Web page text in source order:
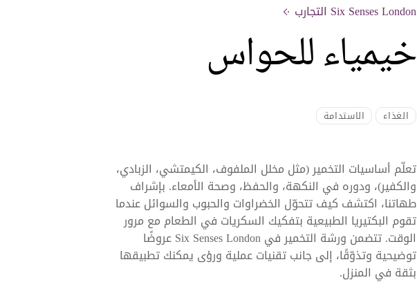
Six Senses London التجارب
خيمياء للحواس
الغذاء الاستدامة
تعلّم أساسيات التخمير (مثل مخلل الملفوف، الكيمتشي، الزبادي،
والكفير)، ودوره في النكهة، والحفظ، وصحة الأمعاء. بإشراف
طهاتنا، اكتشف كيف تتحوّل الخضراوات والحبوب والسوائل عندما
تقوم البكتيريا الطبيعية بتفكيك السكريات في الطعام مع مرور
الوقت. تتضمن ورشة التخمير في Six Senses London عروضًا
توضيحية وتذوّقًا، إلى جانب تقنيات عملية ورؤى يمكنك تطبيقها
بثقة في المنزل.